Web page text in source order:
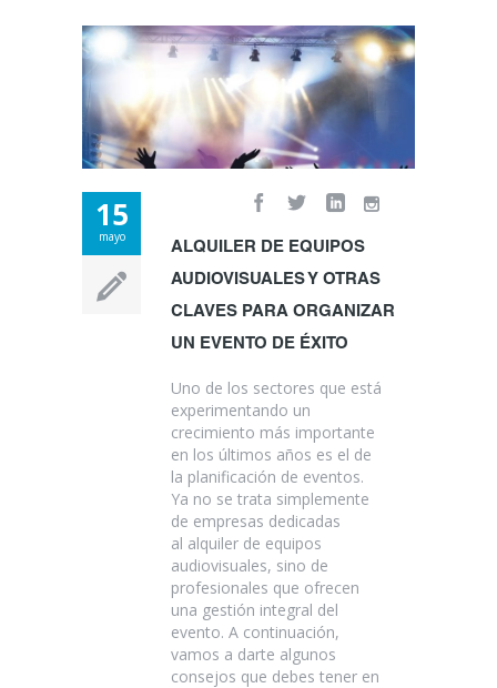
15
mayo
ALQUILER DE EQUIPOS
AUDIOVISUALES Y OTRAS
CLAVES PARA ORGANIZAR
UN EVENTO DE ÉXITO
Uno de los sectores que está
experimentando un
crecimiento más importante
en los últimos años es el de
la planificación de eventos.
Ya no se trata simplemente
de empresas dedicadas
al alquiler de equipos
audiovisuales, sino de
profesionales que ofrecen
una gestión integral del
evento. A continuación,
vamos a darte algunos
consejos que debes tener en